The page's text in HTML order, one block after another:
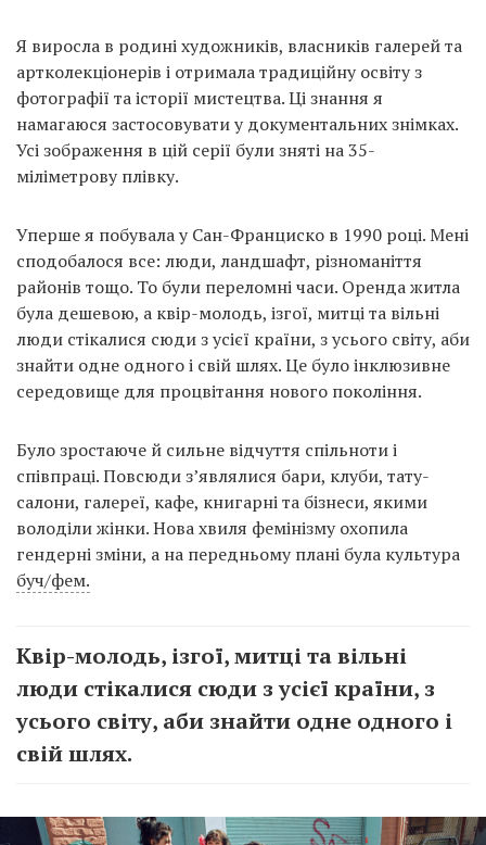
Я виросла в родині художників, власників галерей та
артколекціонерів і отримала традиційну освіту з
фотографії та історії мистецтва. Ці знання я
намагаюся застосовувати у документальних знімках.
Усі зображення в цій серії були зняті на 35-
міліметрову плівку.
Уперше я побувала у Сан-Франциско в 1990 році. Мені
сподобалося все: люди, ландшафт, різноманіття
районів тощо. То були переломні часи. Оренда житла
була дешевою, а квір-молодь, ізгої, митці та вільні
люди стікалися сюди з усієї країни, з усього світу, аби
знайти одне одного і свій шлях. Це було інклюзивне
середовище для процвітання нового покоління.
Було зростаюче й сильне відчуття спільноти і
співпраці. Повсюди з’являлися бари, клуби, тату-
салони, галереї, кафе, книгарні та бізнеси, якими
володіли жінки. Нова хвиля фемінізму охопила
гендерні зміни, а на передньому плані була культура
буч/фем.
Квір-молодь, ізгої, митці та вільні
люди стікалися сюди з усієї країни, з
усього світу, аби знайти одне одного і
свій шлях.